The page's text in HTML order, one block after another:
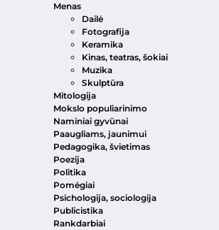
Menas
Dailė
Fotografija
Keramika
Kinas, teatras, šokiai
Muzika
Skulptūra
Mitologija
Mokslo populiarinimo
Naminiai gyvūnai
Paaugliams, jaunimui
Pedagogika, švietimas
Poezija
Politika
Pomėgiai
Psichologija, sociologija
Publicistika
Rankdarbiai